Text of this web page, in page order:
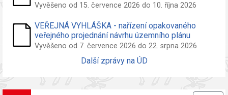
Vyvěšeno od 15. července 2026 do 10. října 2026
VEŘEJNÁ VYHLÁŠKA - nařízení opakovaného
veřejného projednání návrhu územního plánu
Vyvěšeno od 7. července 2026 do 22. srpna 2026
Další zprávy na ÚD